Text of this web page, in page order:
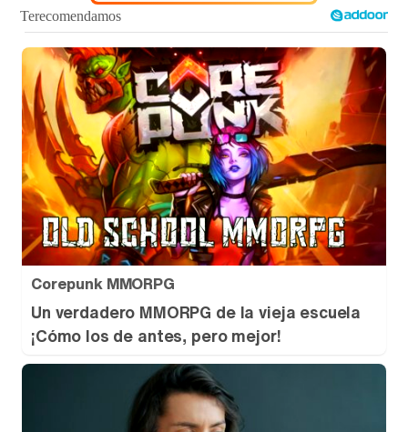
Tráiler de '33 días', la nueva serie de Atresplayer con Julián Villagrán y José Manuel Poga
Tráiler en catalán de 'Ravalear', la nueva serie de HBO Max sobre los fondos buitre
Canción ganadora de Eurovisión 2026: DARA con "Bangaranga" por Bulgaria
Corepunk MMORPG
Un verdadero MMORPG de la vieja escuela
¡Cómo los de antes, pero mejor!